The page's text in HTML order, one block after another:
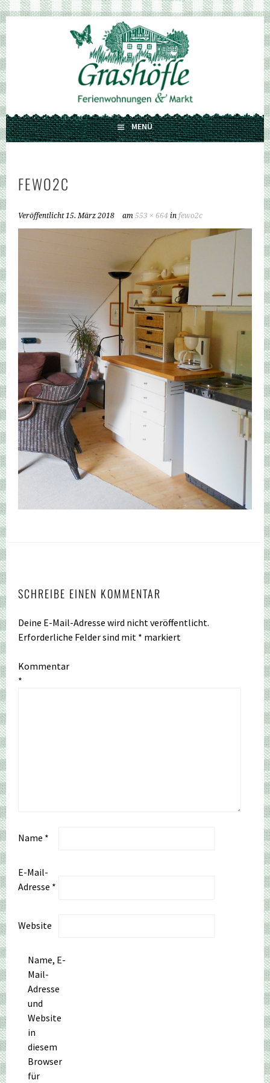
Springe
zum
Inhalt
GRASHÖFLE
FERIENWOHNUNGEN UND MARKT
MENÜ
FEWO2C
Veröffentlicht15. März 2018 am553 × 664 infewo2c
SCHREIBE EINEN KOMMENTAR
Deine E-Mail-Adresse wird nicht veröffentlicht.
Erforderliche Felder sind mit * markiert
Kommentar
*
Name *
E-Mail-
Adresse *
Website
Name, E-
Mail-
Adresse
und
Website
in
diesem
Browser
für